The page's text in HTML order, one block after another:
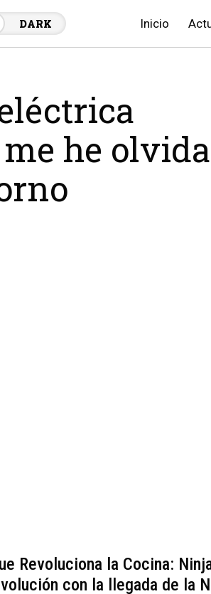
DARK Inicio
he
Revoluciona la Cocina:
con la llegada de la